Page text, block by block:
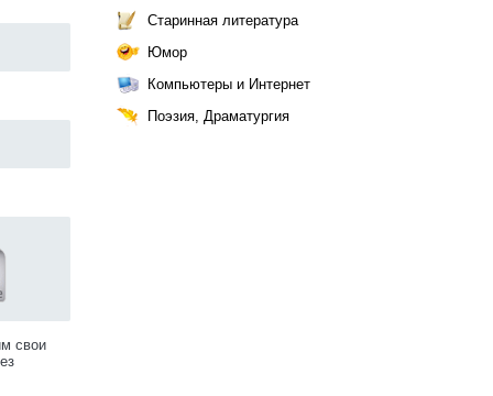
свои
Старинная литература
Юмор
Компьютеры и Интернет
Поэзия, Драматургия